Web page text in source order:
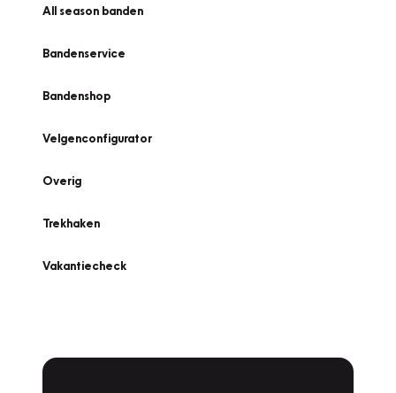
All season banden
Bandenservice
Bandenshop
Velgenconfigurator
Overig
Trekhaken
Vakantiecheck